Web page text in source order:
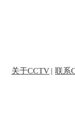
关于CCTV | 联系